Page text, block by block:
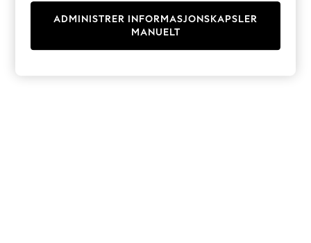
T-Shirts
ADMINISTRER INFORMASJONSKAPSLER
MANUELT